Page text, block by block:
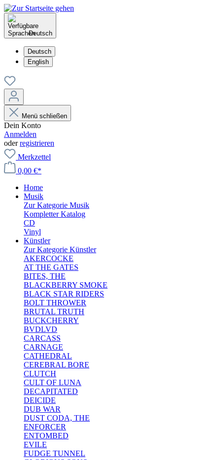
Deutsch
Deutsch
English
Menü schließen
Dein Konto
Anmelden
oderregistrieren
Merkzettel
0,00 €*
Home
Musik
Zur Kategorie Musik
Kompletter Katalog
CD
Vinyl
Künstler
Zur Kategorie Künstler
AKERCOCKE
AT THE GATES
BITES, THE
BLACKBERRY SMOKE
BLACK STAR RIDERS
BOLT THROWER
BRUTAL TRUTH
BUCKCHERRY
BVDLVD
CARCASS
CARNAGE
CATHEDRAL
CEREBRAL BORE
CLUTCH
CULT OF LUNA
DECAPITATED
DEICIDE
DUB WAR
DUST CODA, THE
ENFORCER
ENTOMBED
EVILE
FUDGE TUNNEL